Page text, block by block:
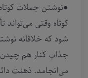
●نوشتن جملات کوتاه
کوتاه وقتی می‌تواند
شود که خلاقانه
جذاب کنار هم
می‌انجامد. ذهنت